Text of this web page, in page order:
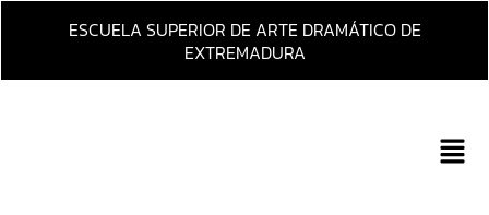
Ir
ESCUELA SUPERIOR DE ARTE DRAMÁTICO DE
EXTREMADURA
Main